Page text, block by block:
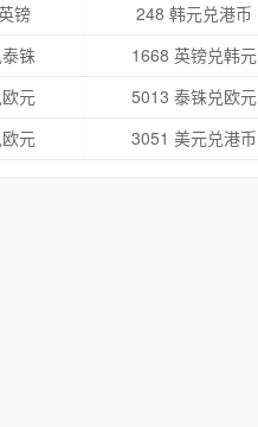
镑
248 韩元兑港币
铢
1668 英镑兑韩元
元
5013 泰铢兑欧元
元 3051 美元兑港币